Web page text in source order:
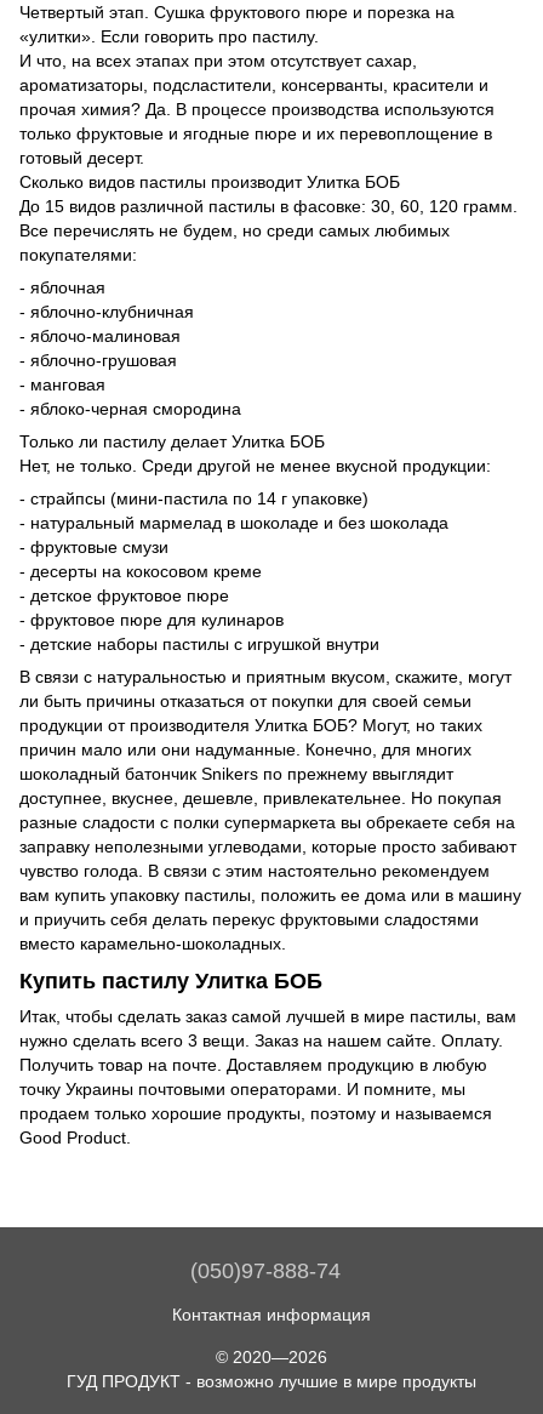
Четвертый этап. Сушка фруктового пюре и порезка на
«улитки». Если говорить про пастилу.
И что, на всех этапах при этом отсутствует сахар,
ароматизаторы, подсластители, консерванты, красители и
прочая химия? Да. В процессе производства используются
только фруктовые и ягодные пюре и их перевоплощение в
готовый десерт.
Сколько видов пастилы производит Улитка БОБ
До 15 видов различной пастилы в фасовке: 30, 60, 120 грамм.
Все перечислять не будем, но среди самых любимых
покупателями:
- яблочная
- яблочно-клубничная
- яблочо-малиновая
- яблочно-грушовая
- манговая
- яблоко-черная смородина
Только ли пастилу делает Улитка БОБ
Нет, не только. Среди другой не менее вкусной продукции:
- страйпсы (мини-пастила по 14 г упаковке)
- натуральный мармелад в шоколаде и без шоколада
- фруктовые смузи
- десерты на кокосовом креме
- детское фруктовое пюре
- фруктовое пюре для кулинаров
- детские наборы пастилы с игрушкой внутри
В связи с натуральностью и приятным вкусом, скажите, могут
ли быть причины отказаться от покупки для своей семьи
продукции от производителя Улитка БОБ? Могут, но таких
причин мало или они надуманные. Конечно, для многих
шоколадный батончик Snikers по прежнему ввыглядит
доступнее, вкуснее, дешевле, привлекательнее. Но покупая
разные сладости с полки супермаркета вы обрекаете себя на
заправку неполезными углеводами, которые просто забивают
чувство голода. В связи с этим настоятельно рекомендуем
вам купить упаковку пастилы, положить ее дома или в машину
и приучить себя делать перекус фруктовыми сладостями
вместо карамельно-шоколадных.
Купить пастилу Улитка БОБ
Итак, чтобы сделать заказ самой лучшей в мире пастилы, вам
нужно сделать всего 3 вещи. Заказ на нашем сайте. Оплату.
Получить товар на почте. Доставляем продукцию в любую
точку Украины почтовыми операторами. И помните, мы
продаем только хорошие продукты, поэтому и называемся
Good Product.
(050)97-888-74
Контактная информация
© 2020—2026
ГУД ПРОДУКТ - возможно лучшие в мире продукты